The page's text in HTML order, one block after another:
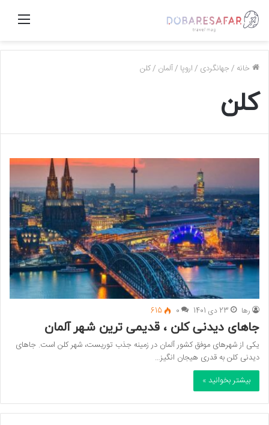
منو
خانه /جهانگردی /اروپا /آلمان /کلن
کلن
رها 23 دی 1401 0
615
جاهای دیدنی کلن ، قدیمی ترین شهر آلمان
یکی از شهرهای موفق کشور آلمان در زمینه جذب توریست، شهر کلن است. جاهای
دیدنی کلن به قدری هیجان انگیز…
بیشتر بخوانید »